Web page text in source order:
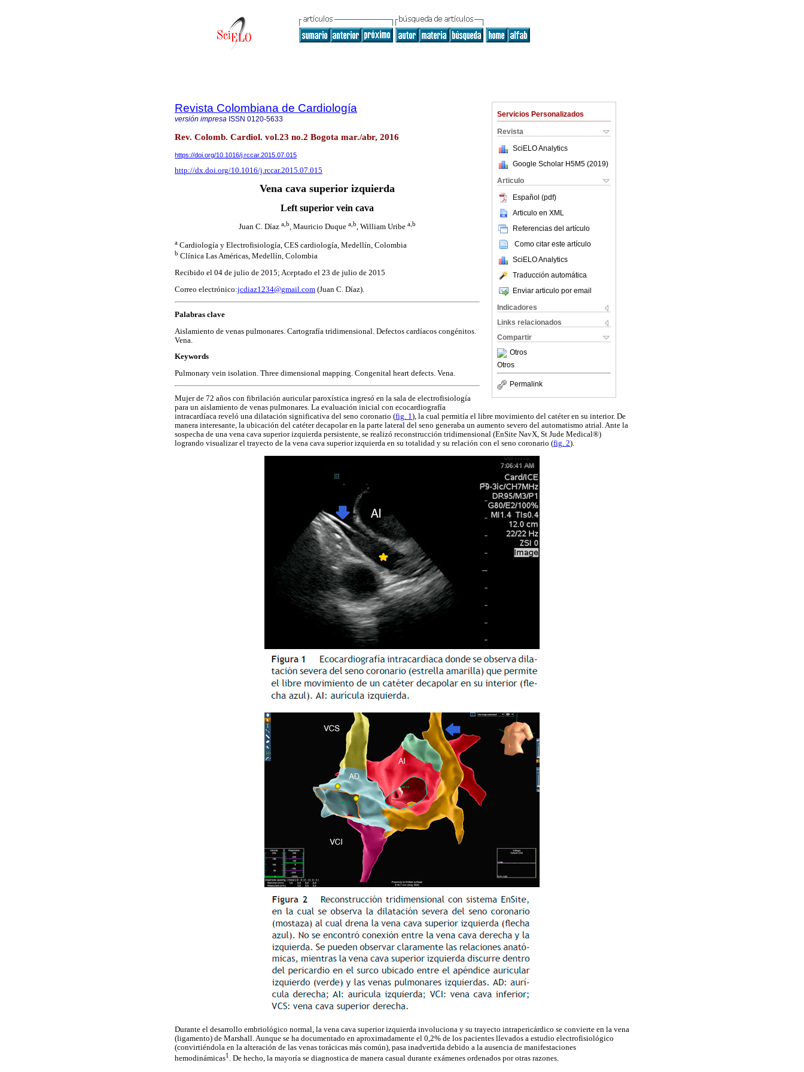
Servicios Personalizados
Revista
SciELO Analytics
Google Scholar H5M5 (2019)
Articulo
Español (pdf)
Articulo en XML
Referencias del artículo
Como citar este artículo
SciELO Analytics
Traducción automática
Enviar articulo por email
Indicadores
Links relacionados
Compartir
Otros
Otros
Permalink
Revista Colombiana de Cardiología
versión impresa ISSN 0120-5633
Rev. Colomb. Cardiol. vol.23 no.2 Bogota mar./abr, 2016
https://doi.org/10.1016/j.rccar.2015.07.015
http://dx.doi.org/10.1016/j.rccar.2015.07.015
Vena cava superior izquierda
Left superior vein cava
Juan C. Díaz a,b, Mauricio Duque a,b, William Uribe a,b
a Cardiología y Electrofisiología, CES cardiología, Medellín, Colombia
b Clínica Las Américas, Medellín, Colombia
Recibido el 04 de julio de 2015; Aceptado el 23 de julio de 2015
Correo electrónico:jcdiaz1234@gmail.com (Juan C. Díaz).
Palabras clave
Aislamiento de venas pulmonares. Cartografía tridimensional. Defectos cardíacos congénitos.
Vena.
Keywords
Pulmonary vein isolation. Three dimensional mapping. Congenital heart defects. Vena.
Mujer de 72 años con fibrilación auricular paroxística ingresó en la sala de electrofisiología
para un aislamiento de venas pulmonares. La evaluación inicial con ecocardiografía
intracardíaca reveló una dilatación significativa del seno coronario (fig. 1), la cual permitía el libre movimiento del catéter en su interior. De
manera interesante, la ubicación del catéter decapolar en la parte lateral del seno generaba un aumento severo del automatismo atrial. Ante la
sospecha de una vena cava superior izquierda persistente, se realizó reconstrucción tridimensional (EnSite NavX, St Jude Medical®)
logrando visualizar el trayecto de la vena cava superior izquierda en su totalidad y su relación con el seno coronario (fig. 2).
Durante el desarrollo embriológico normal, la vena cava superior izquierda involuciona y su trayecto intrapericárdico se convierte en la vena
(ligamento) de Marshall. Aunque se ha documentado en aproximadamente el 0,2% de los pacientes llevados a estudio electrofisiológico
(convirtiéndola en la alteración de las venas torácicas más común), pasa inadvertida debido a la ausencia de manifestaciones
hemodinámicas1 . De hecho, la mayoría se diagnostica de manera casual durante exámenes ordenados por otras razones.